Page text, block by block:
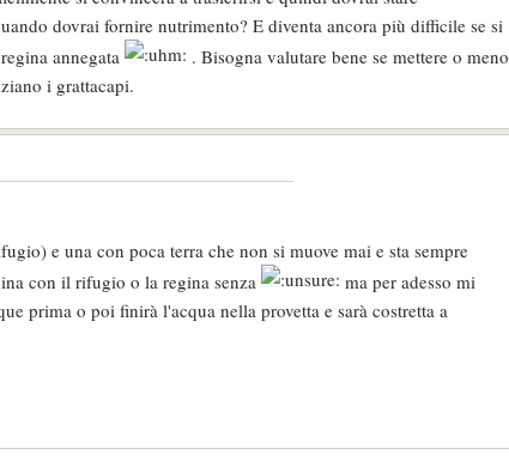
dovrai fornire nutrimento? E diventa ancora più difficile se si
annegata
. Bisogna valutare bene se mettere o meno
i grattacapi.
e una con poca terra che non si muove mai e sta sempre
con il rifugio o la regina senza
ma per adesso mi
prima o poi finirà l'acqua nella provetta e sarà costretta a